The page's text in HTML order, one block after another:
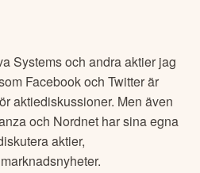
Systemsoch andra aktier jag
Facebook och Twitter är
aktiediskussioner. Men även
och Nordnet har sina egna
aktier,